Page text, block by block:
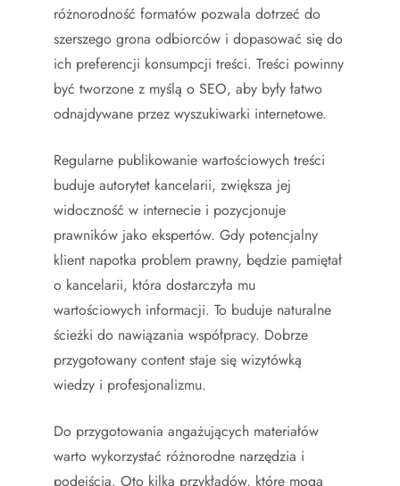
różnorodność formatów pozwala dotrzeć do
szerszego grona odbiorców i dopasować się do
ich preferencji konsumpcji treści. Treści powinny
być tworzone z myślą o SEO, aby były łatwo
odnajdywane przez wyszukiwarki internetowe.
Regularne publikowanie wartościowych treści
buduje autorytet kancelarii, zwiększa jej
widoczność w internecie i pozycjonuje
prawników jako ekspertów. Gdy potencjalny
klient napotka problem prawny, będzie pamiętał
o kancelarii, która dostarczyła mu
wartościowych informacji. To buduje naturalne
ścieżki do nawiązania współpracy. Dobrze
przygotowany content staje się wizytówką
wiedzy i profesjonalizmu.
Do przygotowania angażujących materiałów
warto wykorzystać różnorodne narzędzia i
podejścia. Oto kilka przykładów, które mogą